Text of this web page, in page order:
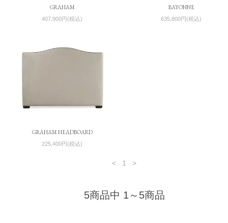
GRAHAM
407,900円(税込)
BAYONNE
635,800円(税込)
GRAHAM HEADBOARD
225,400円(税込)
< 1 >
5商品中 1～5商品